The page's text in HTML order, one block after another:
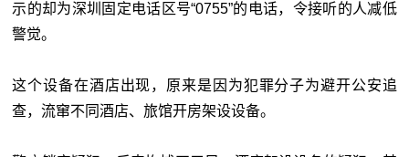
示的却为深圳固定电话区号“0755”的电话，令接听的人减低
警觉。
这个设备在酒店出现，原来是因为犯罪分子为避开公安追
查，流窜不同酒店、旅馆开房架设设备。